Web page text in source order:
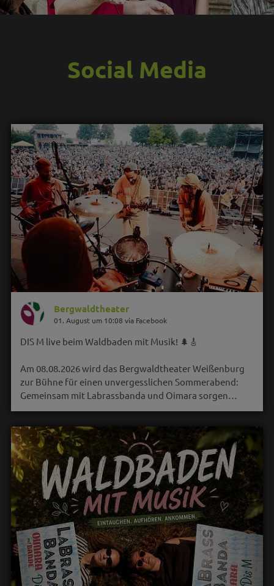
Social Media
Bergwaldtheater
01. August um 10:08 via Facebook
DIS M live beim Waldbaden mit Musik! 🌲🎸
Am 08.08.2026 wird das Bergwaldtheater Weißenburg
zur Bühne für einen unvergesslichen Sommerabend:
Gemeinsam mit Labrassbanda und Oimara sorgen…